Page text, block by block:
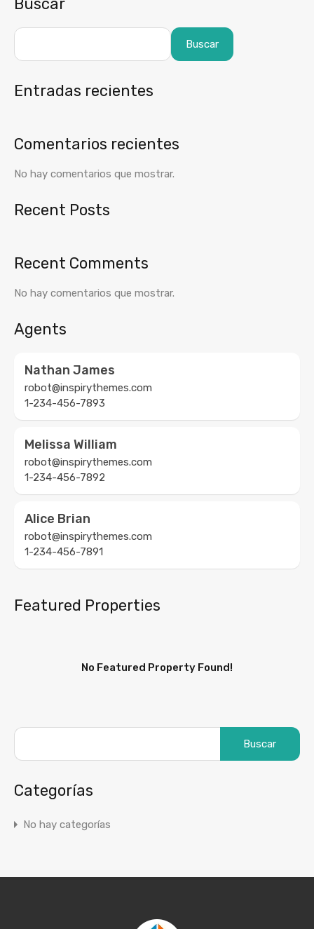
Buscar
Buscar
Entradas recientes
Comentarios recientes
No hay comentarios que mostrar.
Recent Posts
Recent Comments
No hay comentarios que mostrar.
Agents
Nathan James
robot@inspirythemes.com
1-234-456-7893
Melissa William
robot@inspirythemes.com
1-234-456-7892
Alice Brian
robot@inspirythemes.com
1-234-456-7891
Featured Properties
No Featured Property Found!
Categorías
No hay categorías